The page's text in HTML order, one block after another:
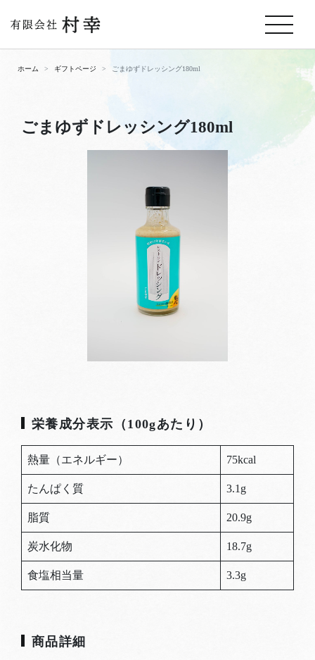
ホーム ギフトページ ごまゆずドレッシング180ml
ごまゆずドレッシング180ml
栄養成分表示（100gあたり）
熱量（エネルギー） 75kcal
たんぱく質 3.1g
脂質 20.9g
炭水化物 18.7g
食塩相当量 3.3g
商品詳細